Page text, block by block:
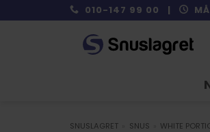
to
010-147 99 00 |
SNUSLAGRET SNUS WHITE